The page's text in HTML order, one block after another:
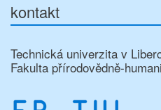
kontakt
Technická univerzita v
Fakulta přírodovědně-